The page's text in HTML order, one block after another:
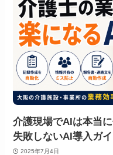
介護現場でAIは本当
失敗しないAI導入ガ
2025年7月4日